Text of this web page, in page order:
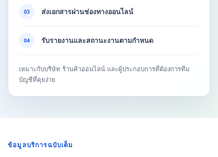
03 ส่งเอกสารผ่านช่องทางออนไลน์
04 รับรายงานและสถานะงานตามกำหนด
เหมาะกับบริษัท ร้านค้าออนไลน์ และผู้ประกอบการที่ต้องการทีม
บัญชีที่คุยง่าย
ข้อมูลบริการฉบับเต็ม